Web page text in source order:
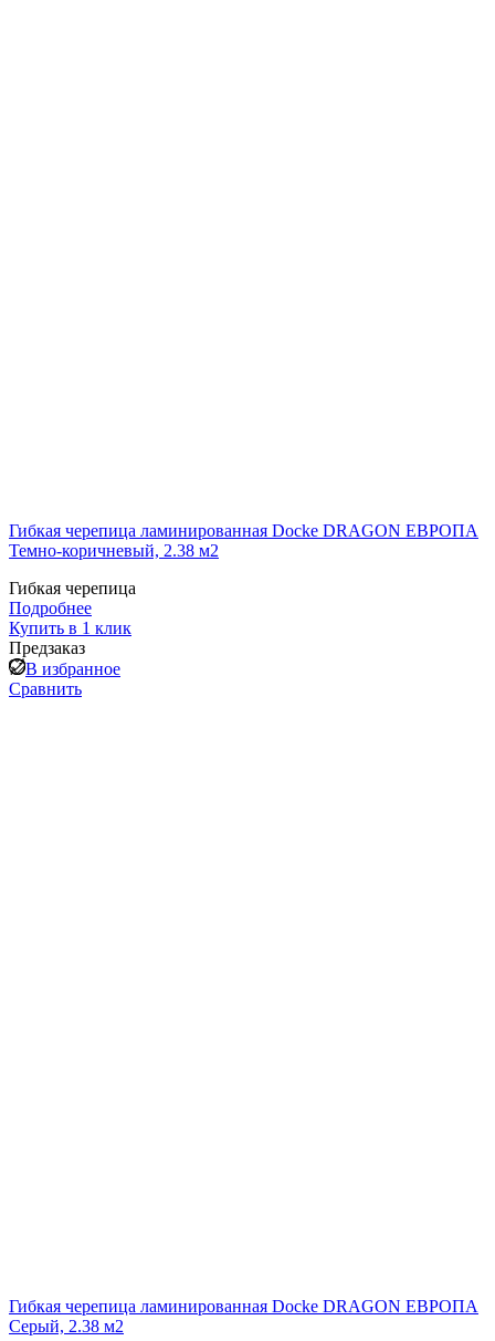
Гибкая черепица ламинированная Docke DRAGON ЕВРОПА
Темно-коричневый, 2.38 м2
Гибкая черепица
Подробнее
Купить в 1 клик
Предзаказ
В избранное
Сравнить
Гибкая черепица ламинированная Docke DRAGON ЕВРОПА
Серый, 2.38 м2